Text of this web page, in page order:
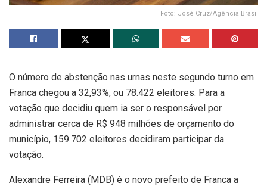
Foto: José Cruz/Agência Brasil
O número de abstenção nas urnas neste segundo turno em
Franca chegou a 32,93%, ou 78.422 eleitores. Para a
votação que decidiu quem ia ser o responsável por
administrar cerca de R$ 948 milhões de orçamento do
município, 159.702 eleitores decidiram participar da
votação.
Alexandre Ferreira (MDB) é o novo prefeito de Franca a